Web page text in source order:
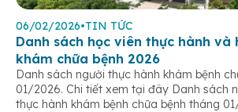
06/02/2026•TIN TỨC
Danh sách học viên thực hành và
khám chữa bệnh 2026
Danh sách người thực hành khám bệnh
01/2026. Chi tiết xem tại đây Danh sách
thực hành khám bệnh chữa bệnh tháng